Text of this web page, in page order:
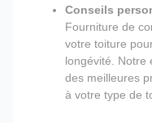
Conseils
Fourniture de
votre toiture
longévité. Notre
des meilleures
à votre type de